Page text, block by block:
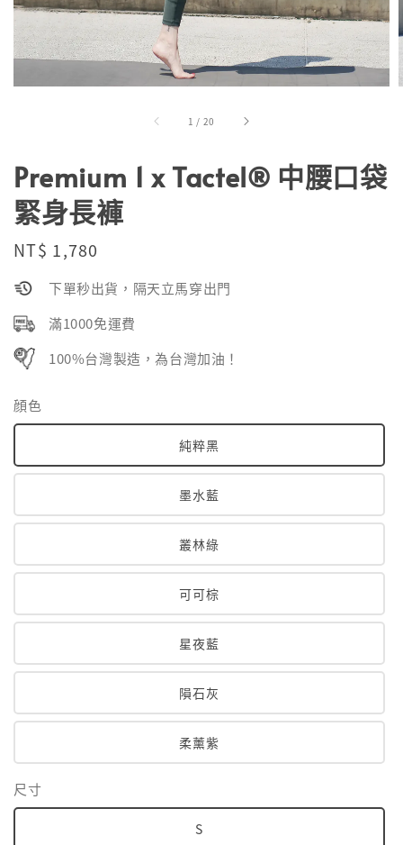
1 / 20
Premium 1 x Tactel® 中腰口袋
緊身長褲
Regular
NT$ 1,780
下單秒出貨，隔天立馬穿出門
滿1000免運費
100%台灣製造，為台灣加油！
顔色
純粹黑
墨水藍
叢林綠
可可棕
星夜藍
隕石灰
柔薰紫
尺寸
S